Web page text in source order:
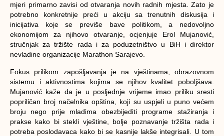
mjeri primarno zavisi od otvaranja novih radnih mjesta. Zato je
potrebno konkretnije preći u akciju sa trenutnih diskusija i
inicijativa koje se previše bave politikom, a nedovoljno
ekonomijom za njihovo otvaranje, ocjenjuje Erol Mujanović,
stručnjak za tržište rada i za poduzetništvo u BiH i direktor
nevladine organizacije Marathon Sarajevo.
Fokus prilikom zapošljavanja je na vještinama, obrazovnom
sistemu i aktivnostima kojima se njihov kvalitet poboljšava.
Mujanović kaže da je u posljednje vrijeme imao priliku sresti
popriličan broj načelnika opština, koji su uspjeli u puno većem
broju nego prije mladima obezbijediti programe stažiranja i
prakse kako bi stekli vještine, bolje poznavanje tržišta rada i
potreba poslodavaca kako bi se kasnije lakše integrisali. U tom